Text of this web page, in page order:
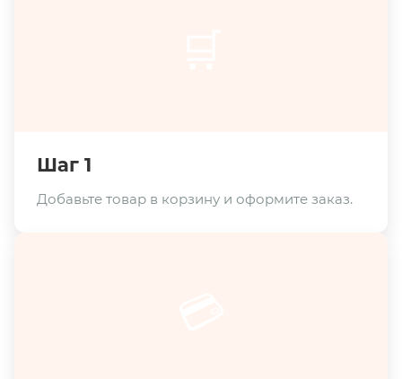
Шаг 1
Добавьте товар в корзину и оформите заказ.